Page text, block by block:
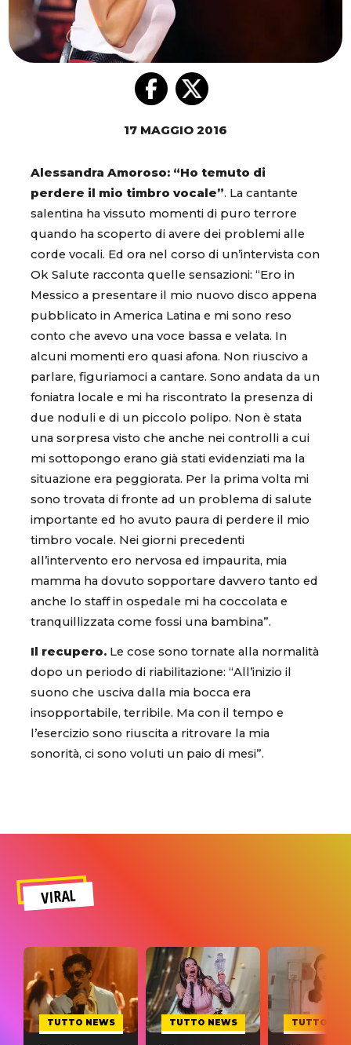
17 MAGGIO 2016
Alessandra Amoroso: “Ho temuto di
perdere il mio timbro vocale”. La cantante
salentina ha vissuto momenti di puro terrore
quando ha scoperto di avere dei problemi alle
corde vocali. Ed ora nel corso di un’intervista con
Ok Salute racconta quelle sensazioni: “Ero in
Messico a presentare il mio nuovo disco appena
pubblicato in America Latina e mi sono reso
conto che avevo una voce bassa e velata. In
alcuni momenti ero quasi afona. Non riuscivo a
parlare, figuriamoci a cantare. Sono andata da un
foniatra locale e mi ha riscontrato la presenza di
due noduli e di un piccolo polipo. Non è stata
una sorpresa visto che anche nei controlli a cui
mi sottopongo erano già stati evidenziati ma la
situazione era peggiorata. Per la prima volta mi
sono trovata di fronte ad un problema di salute
importante ed ho avuto paura di perdere il mio
timbro vocale. Nei giorni precedenti
all’intervento ero nervosa ed impaurita, mia
mamma ha dovuto sopportare davvero tanto ed
anche lo staff in ospedale mi ha coccolata e
tranquillizzata come fossi una bambina”.
Il recupero. Le cose sono tornate alla normalità
dopo un periodo di riabilitazione: “All’inizio il
suono che usciva dalla mia bocca era
insopportabile, terribile. Ma con il tempo e
l’esercizio sono riuscita a ritrovare la mia
sonorità, ci sono voluti un paio di mesi”.
VIRAL
TUTTO NEWS TUTTO NEWS TUTTO